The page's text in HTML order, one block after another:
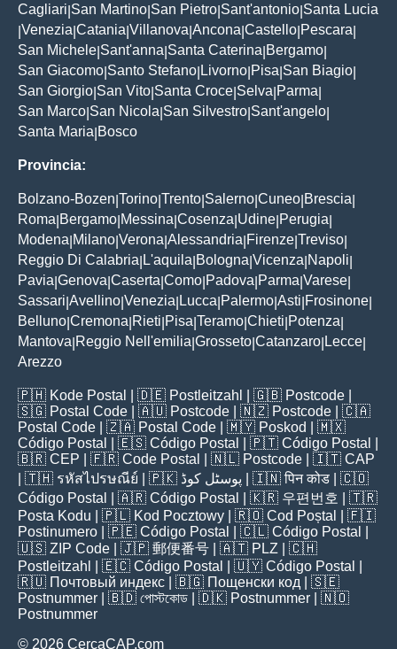
Cagliari San Martino San Pietro Sant'antonio Santa Lucia
Venezia Catania Villanova Ancona Castello Pescara
San Michele Sant'anna Santa Caterina Bergamo
San Giacomo Santo Stefano Livorno Pisa San Biagio
San Giorgio San Vito Santa Croce Selva Parma
San Marco San Nicola San Silvestro Sant'angelo
Santa Maria Bosco
Provincia:
Bolzano-Bozen Torino Trento Salerno Cuneo Brescia
Roma Bergamo Messina Cosenza Udine Perugia
Modena Milano Verona Alessandria Firenze Treviso
Reggio Di Calabria L'aquila Bologna Vicenza Napoli
Pavia Genova Caserta Como Padova Parma Varese
Sassari Avellino Venezia Lucca Palermo Asti Frosinone
Belluno Cremona Rieti Pisa Teramo Chieti Potenza
Mantova Reggio Nell'emilia Grosseto Catanzaro Lecce
Arezzo
🇵🇭 Kode Postal | 🇩🇪 Postleitzahl | 🇬🇧 Postcode
🇸🇬 Postal Code | 🇦🇺 Postcode | 🇳🇿 Postcode | 🇨🇦
Postal Code | 🇿🇦 Postal Code | 🇲🇾 Poskod
| 🇲🇽
Código Postal
| 🇪🇸 Código Postal | 🇵🇹 Código Postal
🇧🇷 CEP | 🇫🇷 Code Postal | 🇳🇱 Postcode | 🇮🇹 CAP
| 🇹🇭 รหัสไปรษณีย์ | 🇵🇰 پوسٹل کوڈ | 🇮🇳पिन कोड | 🇨🇴
Código Postal
| 🇦🇷 Código Postal | 🇰🇷 우편번호
| 🇹🇷
Posta Kodu | 🇵🇱 Kod Pocztowy | 🇷🇴 Cod Poștal
| 🇫🇮
Postinumero | 🇵🇪 Código Postal | 🇨🇱 Código Postal
🇺🇸 ZIP Code | 🇯🇵 郵便番号 | 🇦🇹 PLZ | 🇨🇭
Postleitzahl
| 🇪🇨 Código Postal | 🇺🇾 Código Postal
🇷🇺 Почтовый индекс | 🇧🇬 Пощенски код | 🇸🇪
Postnummer | 🇧🇩 পোস্টকোড | 🇩🇰 Postnummer | 🇳🇴
Postnummer
© 2026 CercaCAP.com